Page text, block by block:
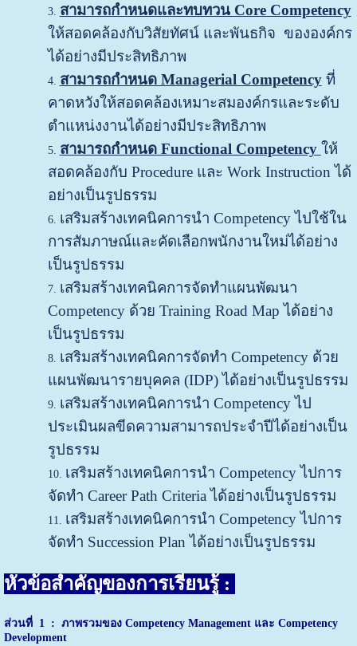
สามารถกำหนดและทบทวน Core Competency
ให้สอดคล้องกับวิสัยทัศน์ และพันธกิจ ขององค์กร
ได้อย่างมีประสิทธิภาพ
สามารถกำหนด Managerial Competencyที่
คาดหวังให้สอดคล้องเหมาะสมองค์กรและระดับ
ตำแหน่งงานได้อย่างมีประสิทธิภาพ
สามารถกำหนด Functional Competency ให้
สอดคล้องกับ Procedure และ Work Instruction ได้
อย่างเป็นรูปธรรม
เสริมสร้างเทคนิคการนำ Competency ไปใช้ใน
การสัมภาษณ์และคัดเลือกพนักงานใหม่ได้อย่าง
เป็นรูปธรรม
เสริมสร้างเทคนิคการจัดทำแผนพัฒนา
Competency ด้วย Training Road Map ได้อย่าง
เป็นรูปธรรม
เสริมสร้างเทคนิคการจัดทำ Competency ด้วย
แผนพัฒนารายบุคคล (IDP) ได้อย่างเป็นรูปธรรม
เสริมสร้างเทคนิคการนำ Competency ไป
ประเมินผลขีดความสามารถประจำปีได้อย่างเป็น
รูปธรรม
เสริมสร้างเทคนิคการนำ Competency ไปการ
จัดทำ Career Path Criteria ได้อย่างเป็นรูปธรรม
เสริมสร้างเทคนิคการนำ Competency ไปการ
จัดทำ Succession Plan ได้อย่างเป็นรูปธรรม
หัวข้อสำคัญของการเรียนรู้ :
ส่วนที่ 1 : ภาพรวมของ Competency Management และ Competency
Development